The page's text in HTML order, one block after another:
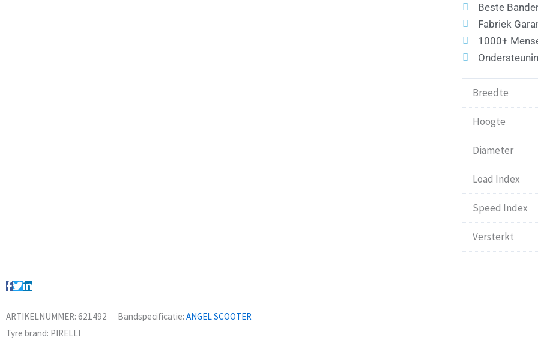
Beste
Fabriek
1000+
Breedte
Hoogte
Diameter
Load Index
Speed Index
Versterkt
ARTIKELNUMMER: 621492 Bandspecificatie: ANGEL SCOOTER
Tyre brand: PIRELLI